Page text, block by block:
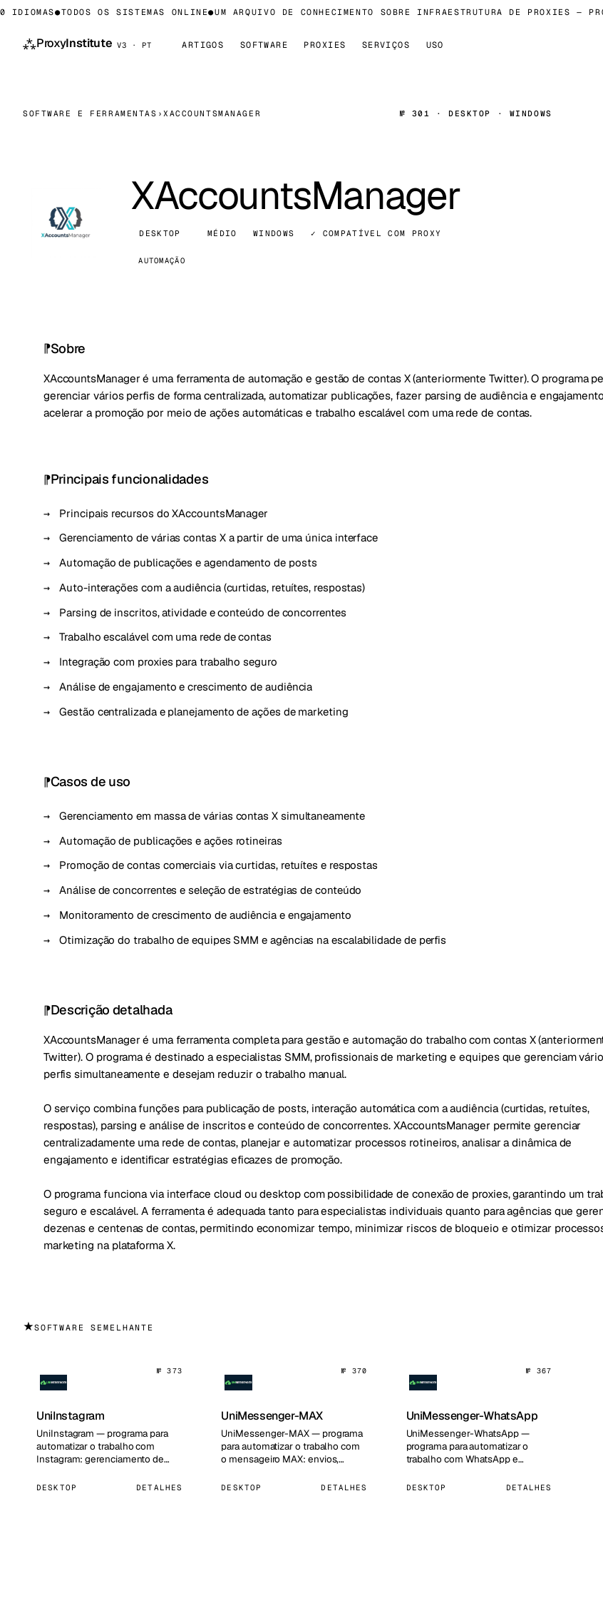
●TODOS OS SISTEMAS ONLINE● UM ARQUIVO DE CONHECIMENTO SOBRE INFRAESTRUTURA DE PROXIES —
⁂ProxyInstitute V3 · PT ARTIGOS SOFTWARE PROXIES SERVIÇOS USO
SOFTWARE E FERRAMENTAS ›XACCOUNTSMANAGER № 301 · DESKTOP · WINDOWS
XAccountsManager
DESKTOP MÉDIO WINDOWS ✓ COMPATÍVEL COM PROXY
AUTOMAÇÃO
Sobre
XAccountsManager é uma ferramenta de automação e gestão de contas X (anteriormente Twitter). O programa
gerenciar vários perfis de forma centralizada, automatizar publicações, fazer parsing de audiência e
acelerar a promoção por meio de ações automáticas e trabalho escalável com uma rede de contas.
Principais funcionalidades
Principais recursos do XAccountsManager
Gerenciamento de várias contas X a partir de uma única interface
Automação de publicações e agendamento de posts
Auto-interações com a audiência (curtidas, retuítes, respostas)
Parsing de inscritos, atividade e conteúdo de concorrentes
Trabalho escalável com uma rede de contas
Integração com proxies para trabalho seguro
Análise de engajamento e crescimento de audiência
Gestão centralizada e planejamento de ações de marketing
Casos de uso
Gerenciamento em massa de várias contas X simultaneamente
Automação de publicações e ações rotineiras
Promoção de contas comerciais via curtidas, retuítes e respostas
Análise de concorrentes e seleção de estratégias de conteúdo
Monitoramento de crescimento de audiência e engajamento
Otimização do trabalho de equipes SMM e agências na escalabilidade de perfis
Descrição detalhada
XAccountsManager é uma ferramenta completa para gestão e automação do trabalho com contas X
Twitter). O programa é destinado a especialistas SMM, profissionais de marketing e equipes que gerenciam
perfis simultaneamente e desejam reduzir o trabalho manual.
O serviço combina funções para publicação de posts, interação automática com a audiência (curtidas, retuítes,
respostas), parsing e análise de inscritos e conteúdo de concorrentes. XAccountsManager permite gerenciar
centralizadamente uma rede de contas, planejar e automatizar processos rotineiros, analisar a dinâmica de
engajamento e identificar estratégias eficazes de promoção.
O programa funciona via interface cloud ou desktop com possibilidade de conexão de proxies, garantindo um
seguro e escalável. A ferramenta é adequada tanto para especialistas individuais quanto para agências que
dezenas e centenas de contas, permitindo economizar tempo, minimizar riscos de bloqueio e otimizar
marketing na plataforma X.
★SOFTWARE SEMELHANTE
№ 373
UniInstagram
UniInstagram — programa para
automatizar o trabalho com
Instagram: gerenciamento de
curt…
DESKTOP DETALHES
№ 370
UniMessenger-MAX
UniMessenger-MAX — programa
para automatizar o trabalho com
o mensageiro MAX: envios,
ge…
DESKTOP DETALHES
№ 367
UniMessenger-WhatsApp
UniMessenger-WhatsApp —
programa para automatizar o
trabalho com WhatsApp e
gerenciamento multi-conta…
DESKTOP DETALHES